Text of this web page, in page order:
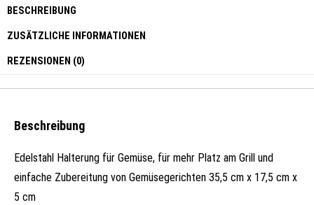
BESCHREIBUNG
ZUSÄTZLICHE INFORMATIONEN
REZENSIONEN (0)
Beschreibung
Edelstahl Halterung für Gemüse, für mehr Platz am Grill und
einfache Zubereitung von Gemüsegerichten 35,5 cm x 17,5 cm x
5 cm